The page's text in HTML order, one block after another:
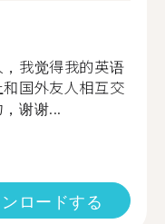
我觉得我的英语
国外友人相互交
谢谢...
ロードする